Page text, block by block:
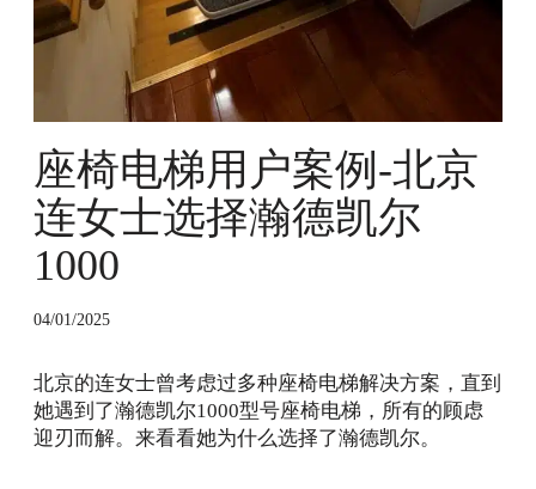
士
选
德
凯
尔
1
0
0
座椅电梯用户案例-北京
连女士选择瀚德凯尔
1000
04/01/2025
北京的连女士曾考虑过多种座椅电梯解决方案，直到
她遇到了瀚德凯尔1000型号座椅电梯，所有的顾虑
迎刃而解。来看看她为什么选择了瀚德凯尔。